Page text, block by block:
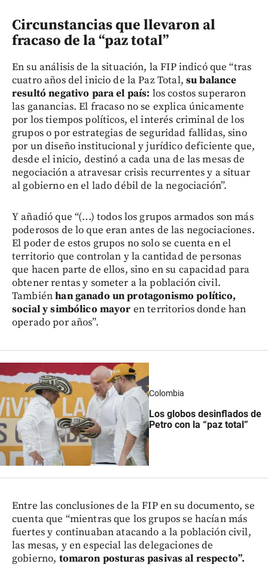
Circunstancias que llevaron al
fracaso de la “paz total”
En su análisis de la situación, la FIP indicó que “tras
cuatro años del inicio de la Paz Total, su balance
resultó negativo para el país: los costos superaron
las ganancias. El fracaso no se explica únicamente
por los tiempos políticos, el interés criminal de los
grupos o por estrategias de seguridad fallidas, sino
por un diseño institucional y jurídico deficiente que,
desde el inicio, destinó a cada una de las mesas de
negociación a atravesar crisis recurrentes y a situar
al gobierno en el lado débil de la negociación”.
Y añadió que “(...) todos los grupos armados son más
poderosos de lo que eran antes de las negociaciones.
El poder de estos grupos no solo se cuenta en el
territorio que controlan y la cantidad de personas
que hacen parte de ellos, sino en su capacidad para
obtener rentas y someter a la población civil.
Tambiénhan ganado un protagonismo político,
social y simbólico mayor en territorios donde han
operado por años”.
Colombia
Los globos desinflados de
Petro con la “paz total”
Entre las conclusiones de la FIP en su documento, se
cuenta que “mientras que los grupos se hacían más
fuertes y continuaban atacando a la población civil,
las mesas, y en especial las delegaciones de
gobierno, tomaron posturas pasivas al respecto”.